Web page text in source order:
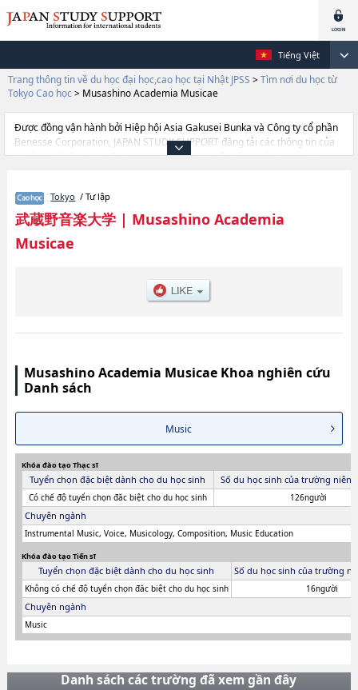
Tiếng Việt
Trang thông tin về du học đại học,cao học tại Nhật JPSS > Tìm nơi du học từ
Tokyo Cao học > Musashino Academia Musicae
Được đồng vận hành bởi Hiệp hội Asia Gakusei Bunka và Công ty cổ phần
Benesse Corporation, JAPAN STUDY SUPPORT đăng tải các thông tin của
khoảng 1.300 trường đại học, cao học, trường đại học ngắn hạn, trường
thông tin cần thiết dành cho du học sinh, như là về các Music, thông tin về
từng khoa nghiên cứu, thông tin liên quan đến thi tuyển như số lượng
tuyển sinh, số lượng trúng tuyển, cở sở trang thiết bị, hướng dẫn địa điểm
v.v...
Tokyo / Tư lập
武蔵野音楽大学| Musashino Academia
Musicae
Musashino Academia Musicae Khoa nghiên cứu
Danh sách
Music
Khóa đào tạo Thạc sĩ
Tuyển chọn đặc biệt dành cho du học sinh Số du học sinh của trường niên
Có chế độ tuyển chọn đăc biệt cho du học sinh 126người
Chuyên ngành
Instrumental Music, Voice, Musicology, Composition, Music Education
Khóa đào tạo Tiến sĩ
Tuyển chọn đặc biệt dành cho du học sinh Số du học sinh của trường
Không có chế độ tuyển chọn đăc biệt cho du học sinh 16người
Chuyên ngành
Music
Danh sách các trường đã xem gần đây